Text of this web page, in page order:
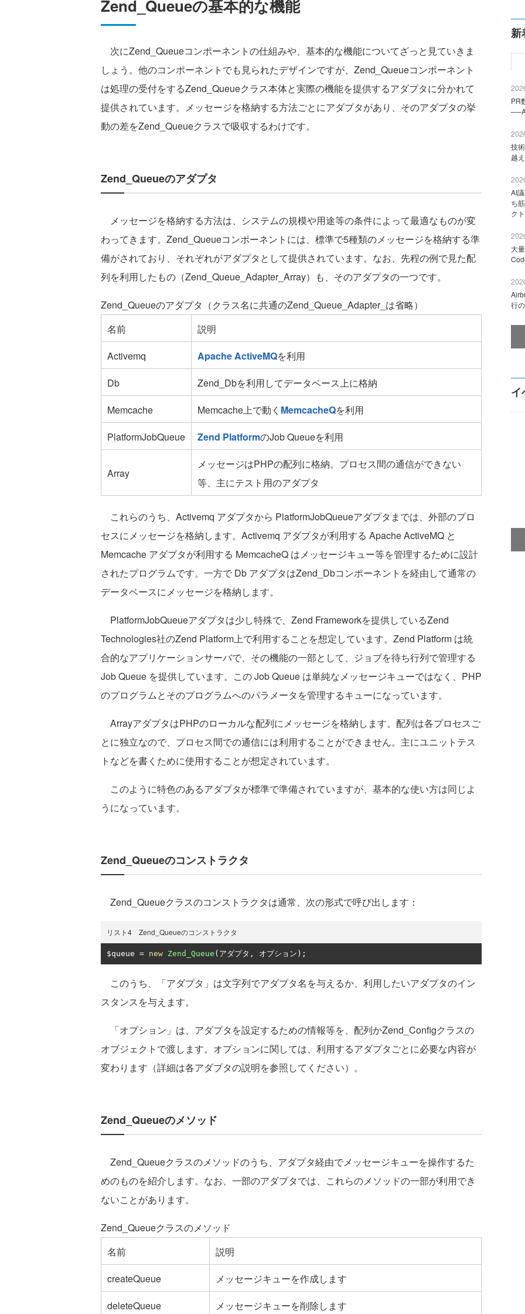
Zend_Queueの基本的な機能
次にZend_Queueコンポーネントの仕組みや、基本的な機能についてざっと見ていきま
しょう。他のコンポーネントでも見られたデザインですが、Zend_Queueコンポーネント
は処理の受付をするZend_Queueクラス本体と実際の機能を提供するアダプタに分かれて
提供されています。メッセージを格納する方法ごとにアダプタがあり、そのアダプタの挙
動の差をZend_Queueクラスで吸収するわけです。
Zend_Queueのアダプタ
メッセージを格納する方法は、システムの規模や用途等の条件によって最適なものが変
わってきます。Zend_Queueコンポーネントには、標準で5種類のメッセージを格納する準
備がされており、それぞれがアダプタとして提供されています。なお、先程の例で見た配
列を利用したもの（Zend_Queue_Adapter_Array）も、そのアダプタの一つです。
Zend_Queueのアダプタ（クラス名に共通のZend_Queue_Adapter_は省略）
名前
説明
Activemq
Apache ActiveMQを利用
Db
Zend_Dbを利用してデータベース上に格納
Memcache
Memcache上で動く MemcacheQを利用
PlatformJobQueue
Zend PlatformのJob Queueを利用
Array
メッセージはPHPの配列に格納。プロセス間の通信ができない
等、主にテスト用のアダプタ
これらのうち、Activemq アダプタから PlatformJobQueueアダプタまでは、外部のプロ
セスにメッセージを格納します。Activemq アダプタが利用する Apache ActiveMQ と
Memcache アダプタが利用する MemcacheQ はメッセージキュー等を管理するために設計
されたプログラムです。一方で Db アダプタはZend_Dbコンポーネントを経由して通常の
データベースにメッセージを格納します。
PlatformJobQueueアダプタは少し特殊で、Zend Frameworkを提供しているZend
Technologies社のZend Platform上で利用することを想定しています。Zend Platform は統
合的なアプリケーションサーバで、その機能の一部として、ジョブを待ち行列で管理する
Job Queue を提供しています。この Job Queue は単純なメッセージキューではなく、PHP
のプログラムとそのプログラムへのパラメータを管理するキューになっています。
ArrayアダプタはPHPのローカルな配列にメッセージを格納します。配列は各プロセスご
とに独立なので、プロセス間での通信には利用することができません。主にユニットテス
トなどを書くために使用することが想定されています。
このように特色のあるアダプタが標準で準備されていますが、基本的な使い方は同じよ
うになっています。
Zend_Queueのコンストラクタ
Zend_Queueクラスのコンストラクタは通常、次の形式で呼び出します：
リスト4 Zend_Queueのコンストラクタ
$queue = new Zend_Queue (アダプタ, オプション);
このうち、「アダプタ」は文字列でアダプタ名を与えるか、利用したいアダプタのイン
スタンスを与えます。
「オプション」は、アダプタを設定するための情報等を、配列かZend_Configクラスの
オブジェクトで渡します。オプションに関しては、利用するアダプタごとに必要な内容が
変わります（詳細は各アダプタの説明を参照してください）。
Zend_Queueのメソッド
Zend_Queueクラスのメソッドのうち、アダプタ経由でメッセージキューを操作するた
めのものを紹介します。なお、一部のアダプタでは、これらのメソッドの一部が利用でき
ないことがあります。
Zend_Queueクラスのメソッド
名前
説明
createQueue
メッセージキューを作成します
deleteQueue
メッセージキューを削除します
新
PR
技
越
AI
ち
ク
大
行
イ